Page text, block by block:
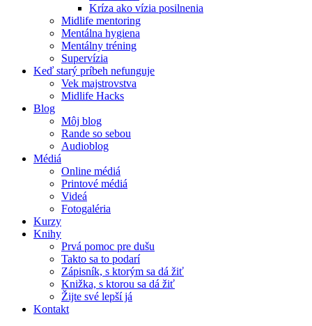
Kríza ako vízia posilnenia
Midlife mentoring
Mentálna hygiena
Mentálny tréning
Supervízia
Keď starý príbeh nefunguje
Vek majstrovstva
Midlife Hacks
Blog
Môj blog
Rande so sebou
Audioblog
Médiá
Online médiá
Printové médiá
Videá
Fotogaléria
Kurzy
Knihy
Prvá pomoc pre dušu
Takto sa to podarí
Zápisník, s ktorým sa dá žiť
Knižka, s ktorou sa dá žiť
Žijte své lepší já
Kontakt